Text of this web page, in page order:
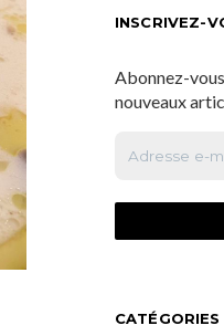
INSCRIVEZ-
Abonnez-
nouveaux
CATÉGORIES